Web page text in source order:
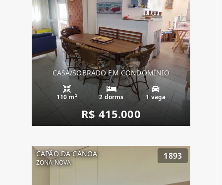
CASA/SOBRADO EM CONDOMÍNIO
110 m² 2 dorms 1 vaga
R$ 415.000
CAPÃO DA CANOA
ZONA NOVA
1893